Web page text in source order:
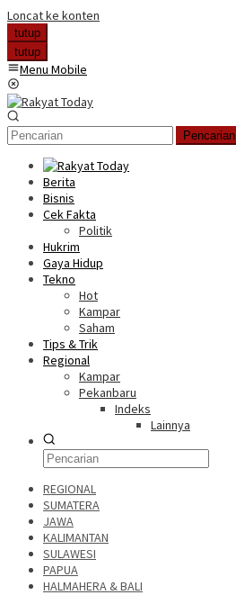
Loncat ke konten
tutup
tutup
Menu Mobile
Pencarian
Berita
Bisnis
Cek Fakta
Politik
Hukrim
Gaya Hidup
Tekno
Hot
Kampar
Saham
Tips & Trik
Regional
Kampar
Pekanbaru
Indeks
Lainnya
REGIONAL
SUMATERA
JAWA
KALIMANTAN
SULAWESI
PAPUA
HALMAHERA & BALI